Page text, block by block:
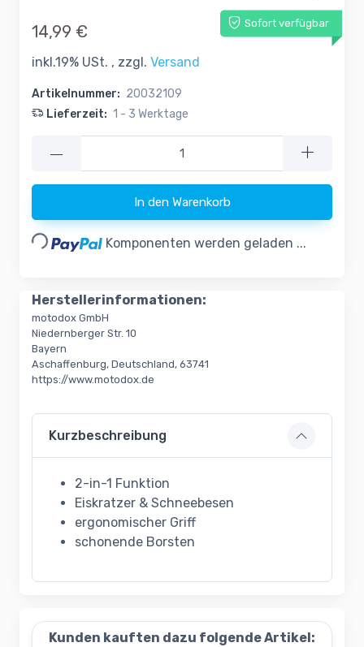
Sofort verfügbar
14,99 €
inkl.19% USt. , zzgl. Versand
Artikelnummer: 20032109
Lieferzeit: 1 - 3 Werktage
—
In den Warenkorb
Loading... Komponenten werden geladen ...
Herstellerinformationen:
motodox GmbH
Niedernberger Str. 10
Bayern
Aschaffenburg, Deutschland, 63741
https://www.motodox.de
Kurzbeschreibung
2-in-1 Funktion
Eiskratzer & Schneebesen
ergonomischer Griff
schonende Borsten
Kunden kauften dazu folgende Artikel: